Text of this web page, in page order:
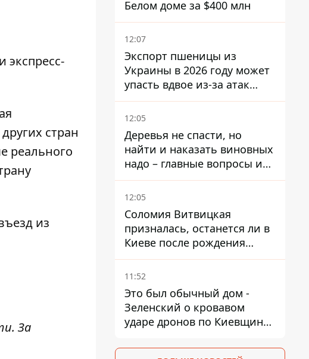
стран
реального
из
За
Белом доме за $400 млн
12:07
Экспорт пшеницы из
Украины в 2026 году может
упасть вдвое из-за атак
россиян по портам
12:05
Деревья не спасти, но
найти и наказать виновных
надо – главные вопросы и
выводы из конфликта на
Теремках
12:05
Соломия Витвицкая
призналась, останется ли в
Киеве после рождения
ребенка
11:52
Это был обычный дом -
Зеленский о кровавом
ударе дронов по Киевщине,
бабушка и их малолетний